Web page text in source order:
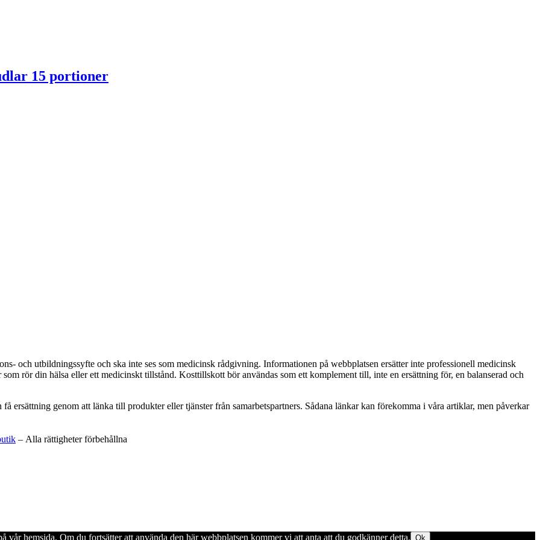
15 portioner
och utbildningssyfte och ska inte ses som medicinsk rådgivning. Informationen på webbplatsen ersätter inte professionell medicinsk
rör din hälsa eller ett medicinskt tillstånd. Kosttillskott bör användas som ett komplement till, inte en ersättning för, en balanserad och
ersättning genom att länka till produkter eller tjänster från samarbetspartners. Sådana länkar kan förekomma i våra artiklar, men påverkar
– Alla rättigheter förbehållna
hemsida. Om du fortsätter att använda den här webbplatsen kommer vi att anta att du godkänner detta. Ok